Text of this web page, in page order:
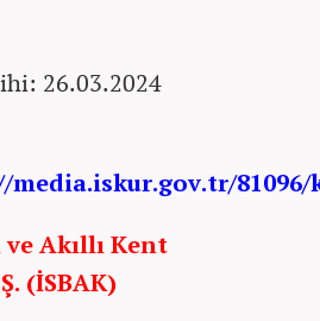
26.03.2024
Akıllı Kent
(İSBAK)